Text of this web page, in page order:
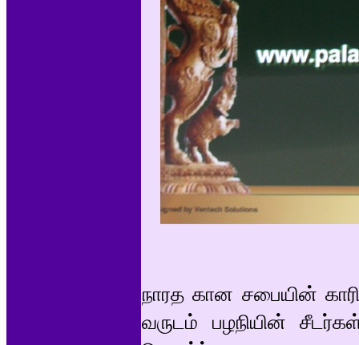
நாரத கான சபையின்
வருடம் பழநியின்